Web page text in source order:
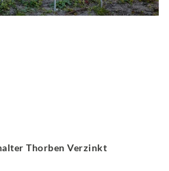
Thorben Verzinkt